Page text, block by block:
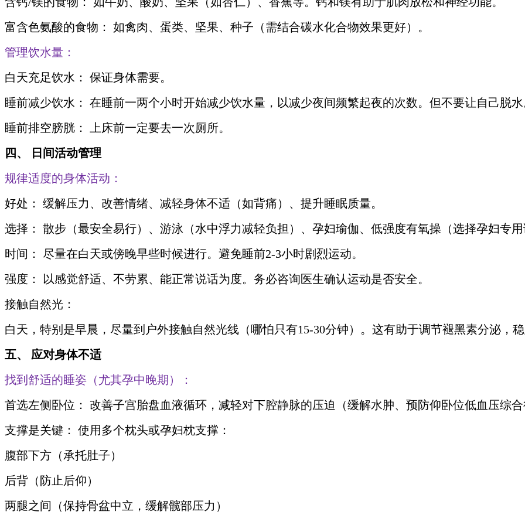
富含色氨酸的食物： 如禽肉、蛋类、坚果、种子（需结合碳水化合物效果更好）。
管理饮水量：
白天充足饮水： 保证身体需要。
睡前减少饮水： 在睡前一两个小时开始减少饮水量，以减少夜间频繁起夜的次数。但不要让自己脱水
睡前排空膀胱： 上床前一定要去一次厕所。
四、 日间活动管理
规律适度的身体活动：
好处： 缓解压力、改善情绪、减轻身体不适（如背痛）、提升睡眠质量。
选择： 散步（最安全易行）、游泳（水中浮力减轻负担）、孕妇瑜伽、低强度有氧操（选择孕妇专用
时间： 尽量在白天或傍晚早些时候进行。避免睡前2-3小时剧烈运动。
强度： 以感觉舒适、不劳累、能正常说话为度。务必咨询医生确认运动是否安全。
接触自然光：
白天，特别是早晨，尽量到户外接触自然光线（哪怕只有15-30分钟）。这有助于调节褪黑素分泌，稳
五、 应对身体不适
找到舒适的睡姿（尤其孕中晚期）：
首选左侧卧位： 改善子宫胎盘血液循环，减轻对下腔静脉的压迫（缓解水肿、预防仰卧位低血压综合
支撑是关键： 使用多个枕头或孕妇枕支撑：
腹部下方（承托肚子）
后背（防止后仰）
两腿之间（保持骨盆中立，缓解髋部压力）